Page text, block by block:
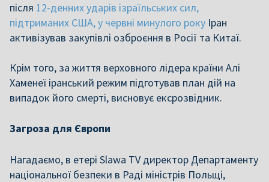
після 12-денних ударів ізраїльських сил,
підтриманих США, у червні минулого року Іран
активізував закупівлі озброєння в Росії та Китаї.
Крім того, за життя верховного лідера країни Алі
Хаменеї іранський режим підготував план дій на
випадок його смерті, висновує ексрозвідник.
Загроза для Європи
Нагадаємо, в етері Slawa TV директор Департаменту
національної безпеки в Раді міністрів Польщі,